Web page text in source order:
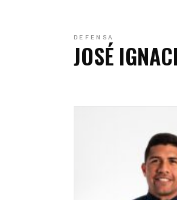
DEFENSA
JOSÉ